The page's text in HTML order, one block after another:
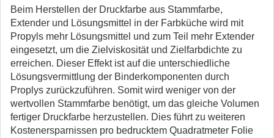
Beim Herstellen der Druckfarbe aus Stammfarbe,
Extender und Lösungsmittel in der Farbküche wird mit
Propyls mehr Lösungsmittel und zum Teil mehr Extender
eingesetzt, um die Zielviskosität und Zielfarbdichte zu
erreichen. Dieser Effekt ist auf die unterschiedliche
Lösungsvermittlung der Binderkomponenten durch
Proplys zurückzuführen. Somit wird weniger von der
wertvollen Stammfarbe benötigt, um das gleiche Volumen
fertiger Druckfarbe herzustellen. Dies führt zu weiteren
Kostenersparnissen pro bedrucktem Quadratmeter Folie